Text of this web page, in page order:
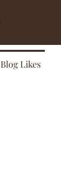
Blog Likes